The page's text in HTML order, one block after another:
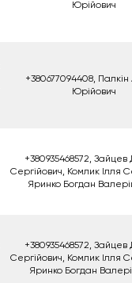
Юрійович
+380677094408, Палкін
Юрійович
+380935468572, Зайцев
Сергійович, Комлик Ілля
Яринко Богдан
+380935468572, Зайцев
Сергійович, Комлик Ілля
Яринко Богдан